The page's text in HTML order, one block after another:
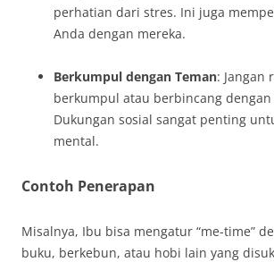
perhatian dari stres. Ini juga
Anda dengan mereka.
Berkumpul dengan Teman: Jangan
berkumpul atau berbincang dengan
Dukungan sosial sangat penting
mental.
Contoh Penerapan
Misalnya, Ibu bisa mengatur “me-time”
buku, berkebun, atau hobi lain yang